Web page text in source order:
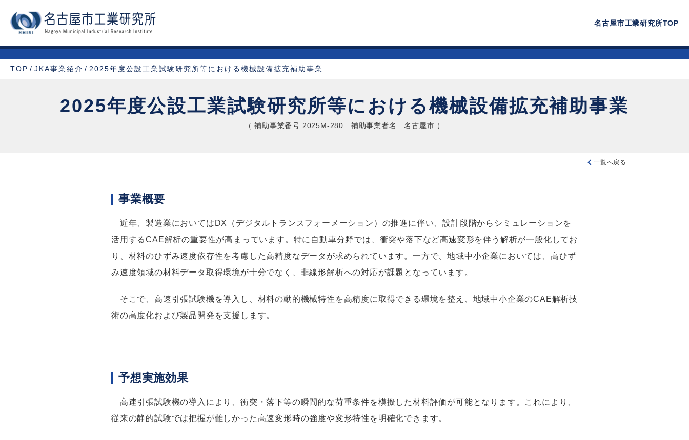
名古屋市工業研究所TOP
TOP JKA事業紹介 2025年度公設工業試験研究所等における機械設備拡充補助事業
2025年度公設工業試験研究所等における機械設備拡充補助事業
（ 補助事業番号 2025M-280 補助事業者名 名古屋市 ）
一覧へ戻る
事業概要
近年、製造業においてはDX（デジタルトランスフォーメーション）の推進に伴い、設計段階からシミュレーションを
活用するCAE解析の重要性が高まっています。特に自動車分野では、衝突や落下など高速変形を伴う解析が一般化してお
り、材料のひずみ速度依存性を考慮した高精度なデータが求められています。一方で、地域中小企業においては、高ひず
み速度領域の材料データ取得環境が十分でなく、非線形解析への対応が課題となっています。
そこで、高速引張試験機を導入し、材料の動的機械特性を高精度に取得できる環境を整え、地域中小企業のCAE解析技
術の高度化および製品開発を支援します。
予想実施効果
高速引張試験機の導入により、衝突・落下等の瞬間的な荷重条件を模擬した材料評価が可能となります。これにより、
従来の静的試験では把握が難しかった高速変形時の強度や変形特性を明確化できます。